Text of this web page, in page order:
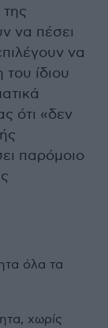
να πέσει
να
ίδιου
ότι «δεν
παρόμοιο
όλα τα
χωρίς